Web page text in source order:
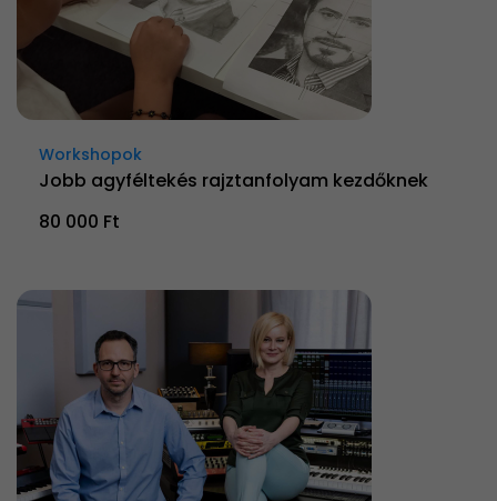
Workshopok
Jobb agyféltekés rajztanfolyam kezdőknek
80 000 Ft